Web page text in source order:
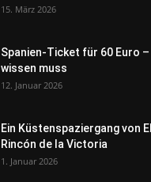
15. März 2026
Spanien-Ticket für 60 Euro
wissen muss
12. Januar 2026
Ein Küstenspaziergang von
Rincón de la Victoria
1. Januar 2026